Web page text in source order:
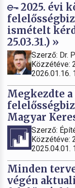
2025. évi
ismételt
25.03.31.) »
Szerző: Dr.
Közzétéve:
2026.01.16.
Megkezdte
Magyar
Szerző:
Közzétéve:
2025.04.01.
Minden
végén